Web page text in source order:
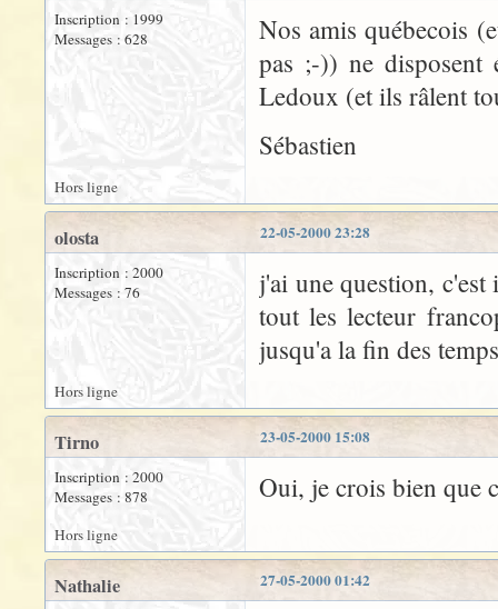
Inscription : 1999
Messages : 628
Nos amis québecois
pas ;-)) ne disposent
Ledoux (et ils râlent
Sébastien
Hors ligne
22-05-2000 23:28
olosta
Inscription : 2000
Messages : 76
j'ai une question,
tout les lecteur
jusqu'a la fin des
Hors ligne
23-05-2000 15:08
Tirno
Inscription : 2000
Messages : 878
Oui, je crois bien que
Hors ligne
27-05-2000 01:42
Nathalie